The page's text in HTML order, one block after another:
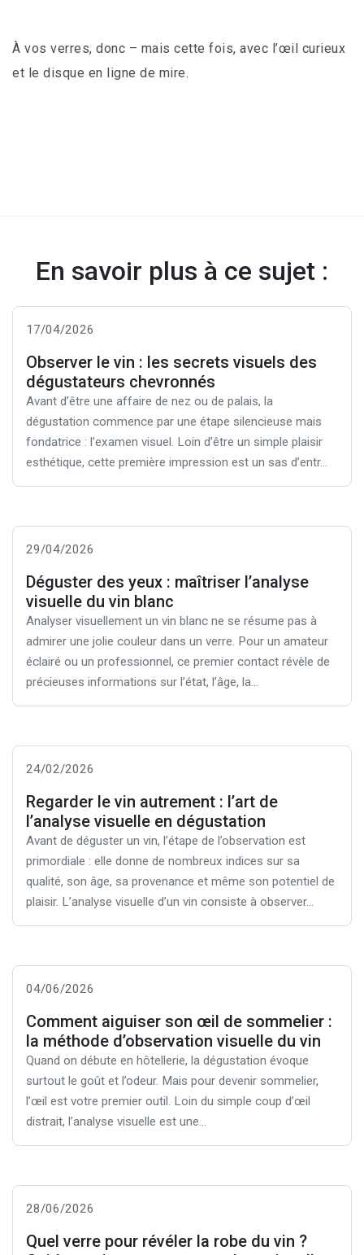
À vos verres, donc – mais cette fois, avec l’œil curieux
et le disque en ligne de mire.
En savoir plus à ce sujet :
17/04/2026
Observer le vin : les secrets visuels des
dégustateurs chevronnés
Avant d’être une affaire de nez ou de palais, la
dégustation commence par une étape silencieuse mais
fondatrice : l’examen visuel. Loin d’être un simple plaisir
esthétique, cette première impression est un sas d’entr...
29/04/2026
Déguster des yeux : maîtriser l’analyse
visuelle du vin blanc
Analyser visuellement un vin blanc ne se résume pas à
admirer une jolie couleur dans un verre. Pour un amateur
éclairé ou un professionnel, ce premier contact révèle de
précieuses informations sur l’état, l’âge, la...
24/02/2026
Regarder le vin autrement : l’art de
l’analyse visuelle en dégustation
Avant de déguster un vin, l’étape de l’observation est
primordiale : elle donne de nombreux indices sur sa
qualité, son âge, sa provenance et même son potentiel de
plaisir. L’analyse visuelle d’un vin consiste à observer...
04/06/2026
Comment aiguiser son œil de sommelier :
la méthode d’observation visuelle du vin
Quand on débute en hôtellerie, la dégustation évoque
surtout le goût et l’odeur. Mais pour devenir sommelier,
l’œil est votre premier outil. Loin du simple coup d’œil
distrait, l’analyse visuelle est une...
28/06/2026
Quel verre pour révéler la robe du vin ?